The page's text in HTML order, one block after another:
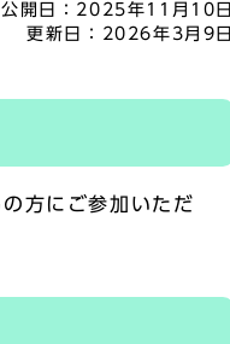
公開日： 2025年11月10日
更新日：
2026年3月9日
方にご参加いただ